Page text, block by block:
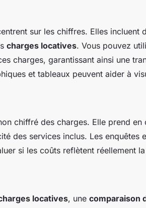
sur les chiffres. Elles incluent
charges locatives. Vous pouvez
charges, garantissant ainsi une
et tableaux peuvent aider à
chiffré des charges. Elle prend en
des services inclus. Les enquêtes
si les coûts reflètent réellement
locatives, une comparaison